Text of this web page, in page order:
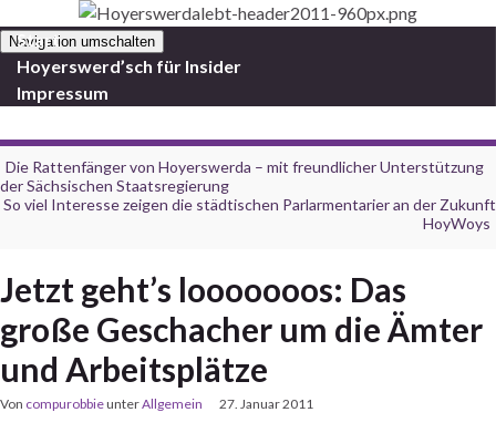
Navigation umschalten
Start
Hoyerswerd’sch für Insider
Impressum
Die Rattenfänger von Hoyerswerda – mit freundlicher Unterstützung
der Sächsischen Staatsregierung
So viel Interesse zeigen die städtischen Parlarmentarier an der Zukunft
HoyWoys
Jetzt geht’s looooooos: Das
große Geschacher um die Ämter
und Arbeitsplätze
Von compurobbieunterAllgemein 27. Januar 2011